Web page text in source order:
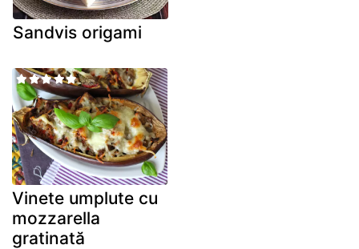
Sandvis origami
Vinete umplute cu
mozzarella
gratinată